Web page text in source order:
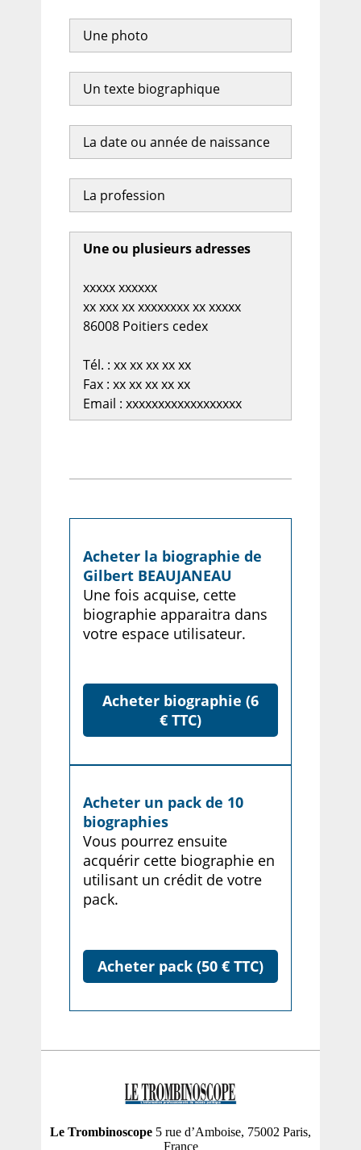
Une photo
Un texte biographique
La date ou année de naissance
La profession
Une ou plusieurs adresses
xxxxx xxxxxx
xx xxx xx xxxxxxxx xx xxxxx
86008 Poitiers cedex
Tél. : xx xx xx xx xx
Fax : xx xx xx xx xx
Email : xxxxxxxxxxxxxxxxxx
Acheter la biographie de
Gilbert BEAUJANEAU
Une fois acquise, cette
biographie apparaitra dans
votre espace utilisateur.
Acheter biographie (6
€ TTC)
Acheter un pack de 10
biographies
Vous pourrez ensuite
acquérir cette biographie en
utilisant un crédit de votre
pack.
Acheter pack (50 € TTC)
Le Trombinoscope 5 rue d’Amboise, 75002 Paris,
France